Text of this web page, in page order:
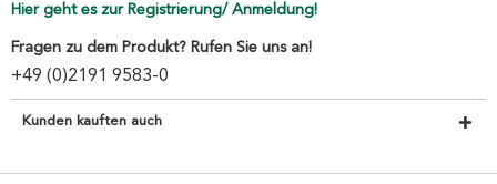
Hier geht es zur Registrierung/ Anmeldung!
Fragen zu dem Produkt? Rufen Sie uns an!
+49 (0)2191 9583-0
Kunden kauften auch